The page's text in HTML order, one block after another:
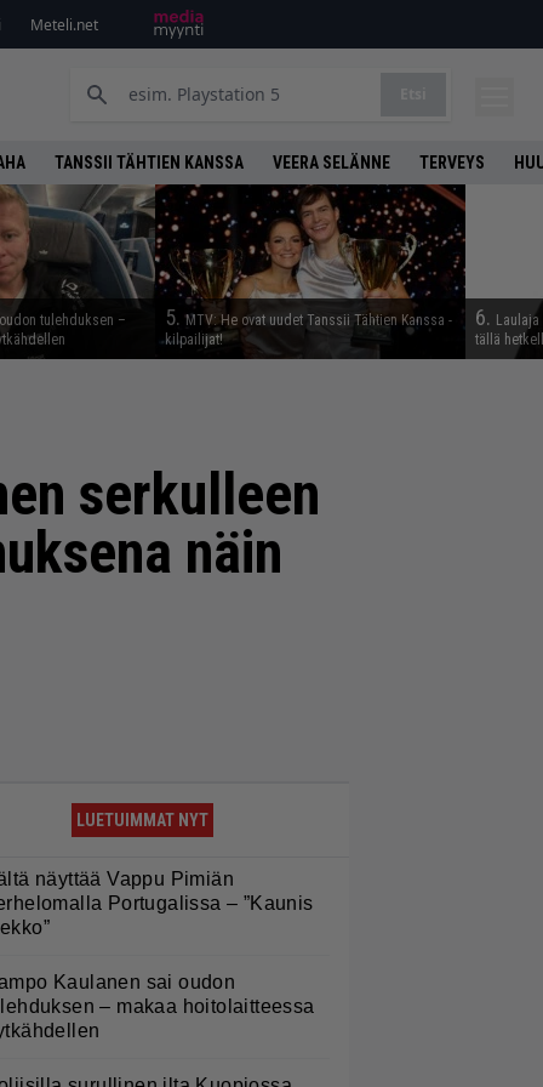
Meteli.net
TANSSII TÄHTIEN KANSSA VEERA SELÄNNE TERVEYS
tulehduksen –
5.MTV: He ovat uudet Tanssii Tähtien Kanssa -
kilpailijat!
6.
tällä
serkulleen
näin
LUETUIMMAT NYT
näyttää Vappu Pimiän
Portugalissa – ”Kaunis
Kaulanen sai oudon
– makaa hoitolaitteessa